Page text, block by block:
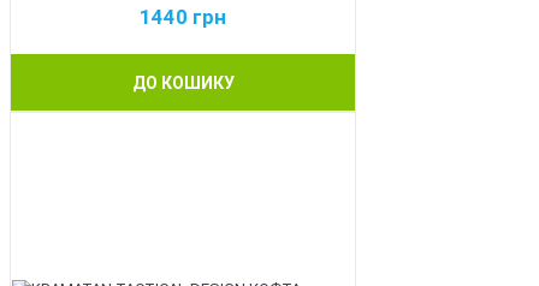
1440 грн
ДО КОШИКУ